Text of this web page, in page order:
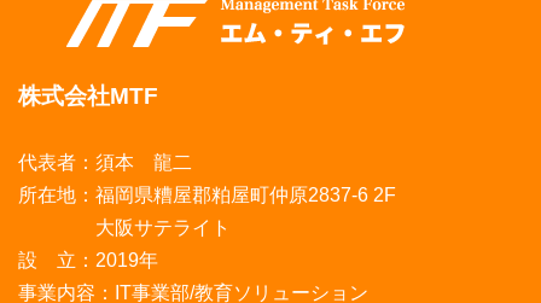
株式会社MTF
代表者：須本 龍二
所在地：福岡県糟屋郡粕屋町仲原2837-6 2F
大阪サテライト
設 立：2019年
事業内容：IT事業部/教育ソリューション